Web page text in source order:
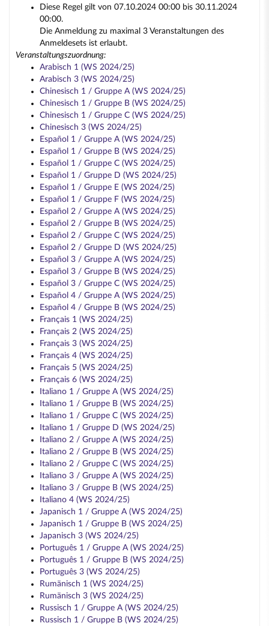
Diese Regel gilt von 07.10.2024 00:00 bis 30.11.2024
00:00.
Die Anmeldung zu maximal 3 Veranstaltungen des
Anmeldesets ist erlaubt.
Veranstaltungszuordnung:
Arabisch 1 (WS 2024/25)
Arabisch 3 (WS 2024/25)
Chinesisch 1 / Gruppe A (WS 2024/25)
Chinesisch 1 / Gruppe B (WS 2024/25)
Chinesisch 1 / Gruppe C (WS 2024/25)
Chinesisch 3 (WS 2024/25)
Español 1 / Gruppe A (WS 2024/25)
Español 1 / Gruppe B (WS 2024/25)
Español 1 / Gruppe C (WS 2024/25)
Español 1 / Gruppe D (WS 2024/25)
Español 1 / Gruppe E (WS 2024/25)
Español 1 / Gruppe F (WS 2024/25)
Español 2 / Gruppe A (WS 2024/25)
Español 2 / Gruppe B (WS 2024/25)
Español 2 / Gruppe C (WS 2024/25)
Español 2 / Gruppe D (WS 2024/25)
Español 3 / Gruppe A (WS 2024/25)
Español 3 / Gruppe B (WS 2024/25)
Español 3 / Gruppe C (WS 2024/25)
Español 4 / Gruppe A (WS 2024/25)
Español 4 / Gruppe B (WS 2024/25)
Français 1 (WS 2024/25)
Français 2 (WS 2024/25)
Français 3 (WS 2024/25)
Français 4 (WS 2024/25)
Français 5 (WS 2024/25)
Français 6 (WS 2024/25)
Italiano 1 / Gruppe A (WS 2024/25)
Italiano 1 / Gruppe B (WS 2024/25)
Italiano 1 / Gruppe C (WS 2024/25)
Italiano 1 / Gruppe D (WS 2024/25)
Italiano 2 / Gruppe A (WS 2024/25)
Italiano 2 / Gruppe B (WS 2024/25)
Italiano 2 / Gruppe C (WS 2024/25)
Italiano 3 / Gruppe A (WS 2024/25)
Italiano 3 / Gruppe B (WS 2024/25)
Italiano 4 (WS 2024/25)
Japanisch 1 / Gruppe A (WS 2024/25)
Japanisch 1 / Gruppe B (WS 2024/25)
Japanisch 3 (WS 2024/25)
Português 1 / Gruppe A (WS 2024/25)
Português 1 / Gruppe B (WS 2024/25)
Português 3 (WS 2024/25)
Rumänisch 1 (WS 2024/25)
Rumänisch 3 (WS 2024/25)
Russisch 1 / Gruppe A (WS 2024/25)
Russisch 1 / Gruppe B (WS 2024/25)